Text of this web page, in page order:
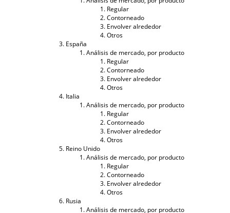
Regular
Contorneado
Envolver alrededor
Otros
España
Análisis de mercado, por producto
Regular
Contorneado
Envolver alrededor
Otros
Italia
Análisis de mercado, por producto
Regular
Contorneado
Envolver alrededor
Otros
Reino Unido
Análisis de mercado, por producto
Regular
Contorneado
Envolver alrededor
Otros
Rusia
Análisis de mercado, por producto